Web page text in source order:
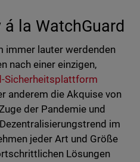
la WatchGuard
immer lauter werdenden
nach einer einzigen,
Sicherheitsplattform
anderem die Akquise von
der Pandemie und
im
jeder Art und Größe
Lösungen